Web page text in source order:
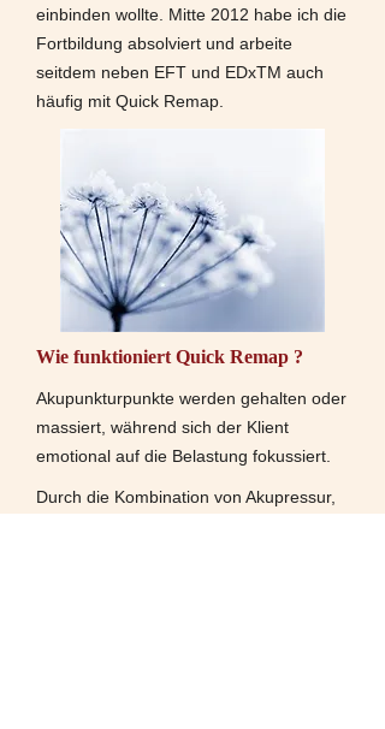
einbinden wollte. Mitte 2012 habe ich die
Fortbildung absolviert und arbeite
seitdem neben EFT und EDxTM auch
häufig mit Quick Remap.
Wie funktioniert Quick Remap ?
Akupunkturpunkte werden gehalten oder
massiert, während sich der Klient
emotional auf die Belastung fokussiert.
Durch die Kombination von Akupressur,